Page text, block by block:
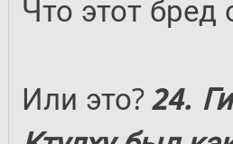
Что этот бред
Или это?24.